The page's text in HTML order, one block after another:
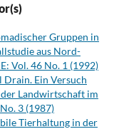
Gruppen in
aus Nord-
Vol. 46 No. 1 (1992)
Ein Versuch
Landwirtschaft im
3 (1987)
Tierhaltung in der